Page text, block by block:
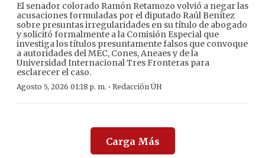
El senador colorado Ramón Retamozo volvió a negar las
acusaciones formuladas por el diputado Raúl Benítez
sobre presuntas irregularidades en su título de abogado
y solicitó formalmente a la Comisión Especial que
investiga los títulos presuntamente falsos que convoque
a autoridades del MEC, Cones, Aneaes y de la
Universidad Internacional Tres Fronteras para
esclarecer el caso.
Agosto 5, 2026 01:18 p. m. · Redacción ÚH
Carga Más